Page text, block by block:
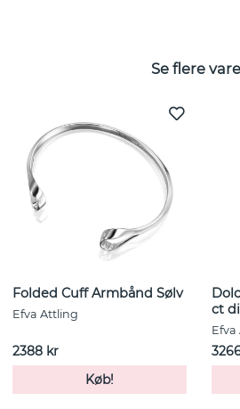
Se flere
Folded Cuff Armbånd Sølv
Efva Attling
2388 kr
Køb!
ct